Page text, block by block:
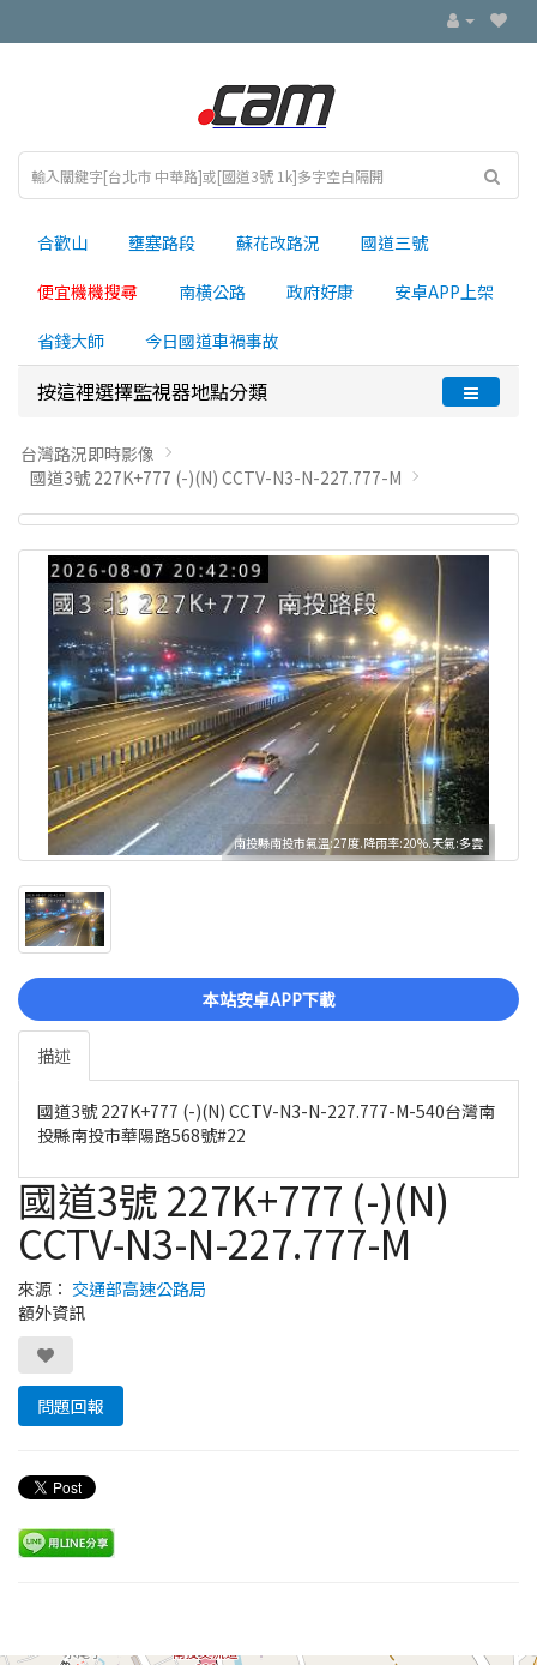
合歡山 壅塞路段 蘇花改路況 國道三號
便宜機機搜尋 南横公路 政府好康 安卓APP上架
省錢大師 今日國道車禍事故
按這裡選擇監視器地點分類
台灣路況即時影像
國道3號 227K+777 (-)(N) CCTV-N3-N-227.777-M
南投縣南投市氣溫:27度.降雨率:20%.天氣:多雲
本站安卓APP下載
描述
國道3號 227K+777 (-)(N) CCTV-N3-N-227.777-M-540台灣南
投縣南投市華陽路568號#22
國道3號 227K+777 (-)(N)
CCTV-N3-N-227.777-M
來源： 交通部高速公路局
額外資訊
問題回報